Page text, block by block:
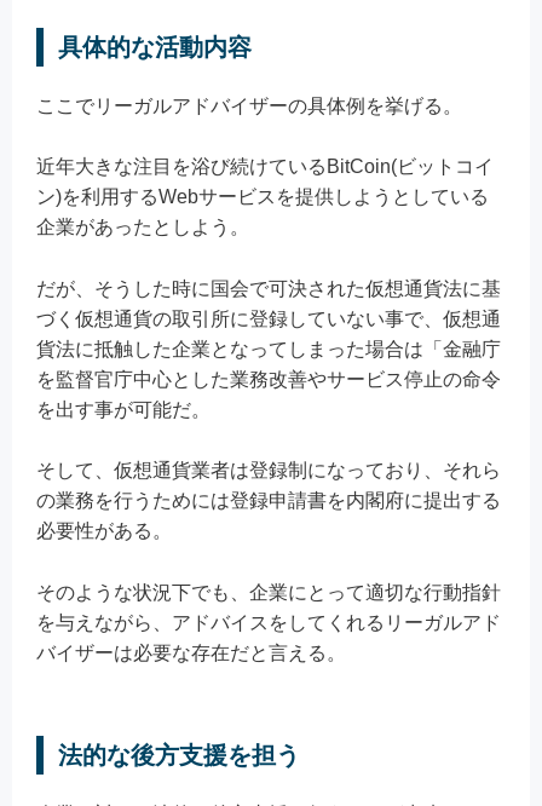
具体的な活動内容
ここでリーガルアドバイザーの具体例を挙げる。
近年大きな注目を浴び続けているBitCoin(ビットコイ
ン)を利用するWebサービスを提供しようとしている
企業があったとしよう。
だが、そうした時に国会で可決された仮想通貨法に基
づく仮想通貨の取引所に登録していない事で、仮想通
貨法に抵触した企業となってしまった場合は「金融庁
を監督官庁中心とした業務改善やサービス停止の命令
を出す事が可能だ。
そして、仮想通貨業者は登録制になっており、それら
の業務を行うためには登録申請書を内閣府に提出する
必要性がある。
そのような状況下でも、企業にとって適切な行動指針
を与えながら、アドバイスをしてくれるリーガルアド
バイザーは必要な存在だと言える。
法的な後方支援を担う